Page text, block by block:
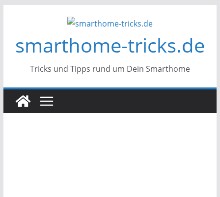
smarthome-tricks.de
Tricks und Tipps rund um Dein Smarthome